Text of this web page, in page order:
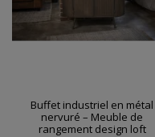
Buffet industriel en métal
nervuré – Meuble de
rangement design loft